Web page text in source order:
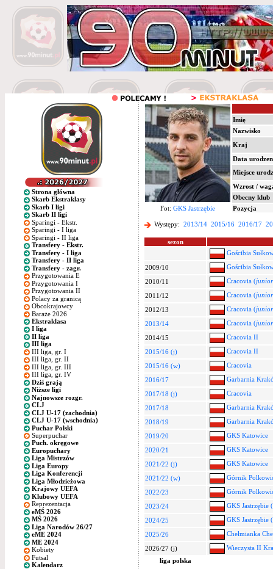
Strona główna
Skarb Ekstraklasy
Skarb I ligi
Skarb II ligi
Sparingi - Ekstr.
Sparingi - I liga
Sparingi - II liga
Transfery - Ekstr.
Transfery - I liga
Transfery - II liga
Transfery - zagr.
Przygotowania E
Przygotowania I
Przygotowania II
Polacy za granicą
Obcokrajowcy
Baraże 2026
Ekstraklasa
I liga
II liga
III liga
III liga, gr. I
III liga, gr. II
III liga, gr. III
III liga, gr. IV
Dziś grają
Niższe ligi
Najnowsze rozgr.
CLJ
CLJ U-17 (zachodnia)
CLJ U-17 (wschodnia)
Puchar Polski
Superpuchar
Puch. okręgowe
Europuchary
Liga Mistrzów
Liga Europy
Liga Konferencji
Liga Młodzieżowa
Krajowy UEFA
Klubowy UEFA
Reprezentacja
eMŚ 2026
MŚ 2026
Liga Narodów 26/27
eME 2024
ME 2024
Kobiety
Futsal
Kalendarz
Imię
Nazwisko
Kraj
Data
Miejsce
Wzrost /
Obecny klub
Fot: GKS Jastrzębie Pozycja
Występy: 2013/14 2015/16 2016/17
sezon
Gościbia
2009/10
Gościbia
2010/11
Cracovia (
2011/12
Cracovia (
2012/13
Cracovia (
2013/14
Cracovia (
2014/15
Cracovia II
2015/16 (j)
Cracovia II
2015/16 (w)
Cracovia
2016/17
Garbarnia
2017/18 (j)
Cracovia
2017/18
Garbarnia
2018/19
Garbarnia
2019/20
GKS Katowice
2020/21
GKS Katowice
2021/22 (j)
GKS Katowice
2021/22 (w)
Górnik
2022/23
Górnik
2023/24
GKS Jastrzębie
2024/25
GKS Jastrzębie
2025/26
Chełmianka
2026/27 (j)
Wieczysta II
liga polska